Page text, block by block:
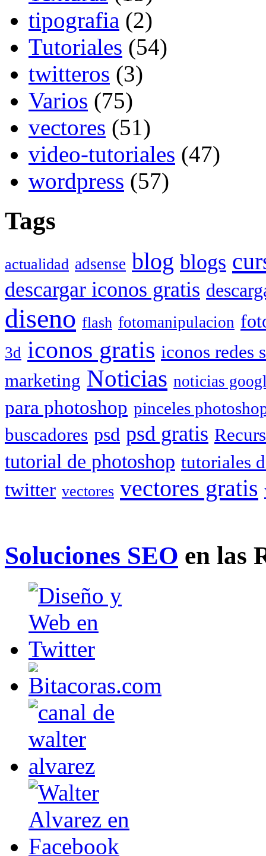
tipografia (2)
Tutoriales (54)
twitteros (3)
Varios (75)
vectores (51)
video-tutoriales (47)
wordpress (57)
Tags
actualidad adsense blog blogs
descargar iconos gratis
diseno flash fotomanipulacion
3d iconos gratis iconos redes
marketing Noticias noticias
para photoshop pinceles
buscadores psd psd gratis
tutorial de photoshop tutoriales
twitter vectores vectores gratis
Soluciones SEO en las